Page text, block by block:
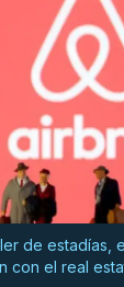
de estadías,
con el real